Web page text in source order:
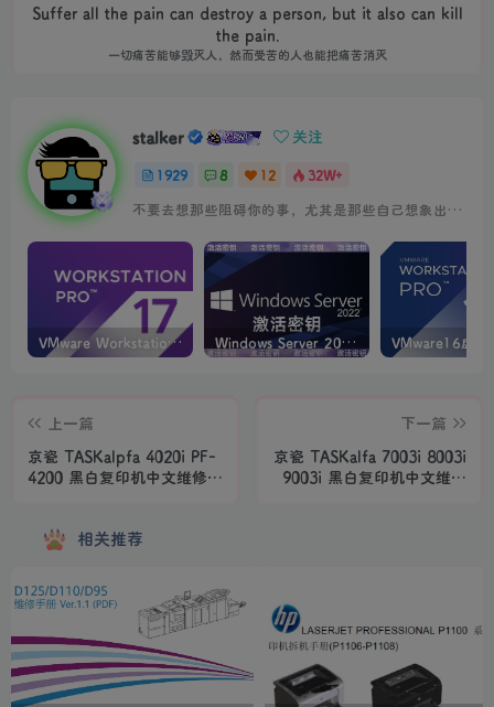
Suffer all the pain can destroy a person, but it also can kill
the pain.
一切痛苦能够毁灭人，然而受苦的人也能把痛苦消灭
stalker 关注
1929 8 12
32W+
不要去想那些阻碍你的事，尤其是那些自己想象出来的事
VMware Workstation PRO v17.6.4 正式版_虚拟机(带激活密钥) Windows Server 2022激活密钥 2024 5月更新
上一篇
京瓷 TASKalpfa 4020i PF-
4200 黑白复印机中文维修手
下一篇
京瓷 TASKalfa 7003i 8003i
9003i 黑白复印机中文维修
相关推荐